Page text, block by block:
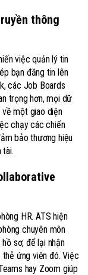
thông
việc quản lý tin
bạn đăng tin lên
các Job Boards
trọng hơn, mọi dữ
một giao diện
chạy các chiến
bảo thương hiệu
tài.
HR. ATS hiện
chuyên môn
sơ, để lại nhận
ứng viên đó. Việc
hay Zoom giúp